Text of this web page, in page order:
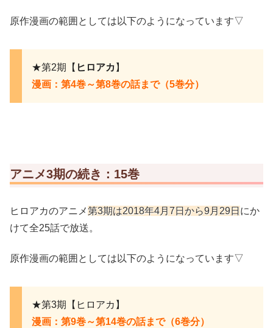
原作漫画の範囲としては以下のようになっています▽
★第2期【 ヒロアカ 】
漫画：第4巻～第8巻の話まで（5巻分）
アニメ3期の続き：15巻
ヒロアカのアニメ第3期は2018年4月7日から9月29日にか
けて全25話で放送。
原作漫画の範囲としては以下のようになっています▽
★第3期【ヒロアカ】
漫画：第9巻～第14巻の話まで（6巻分）